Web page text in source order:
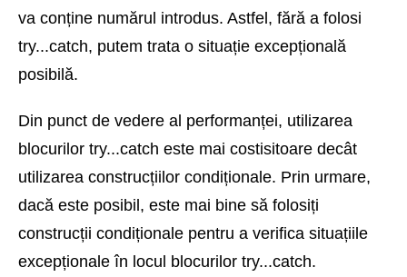
va conține numărul introdus. Astfel, fără a folosi
try...catch, putem trata o situație excepțională
posibilă.
Din punct de vedere al performanței, utilizarea
blocurilor try...catch este mai costisitoare decât
utilizarea construcțiilor condiționale. Prin urmare,
dacă este posibil, este mai bine să folosiți
construcții condiționale pentru a verifica situațiile
excepționale în locul blocurilor try...catch.